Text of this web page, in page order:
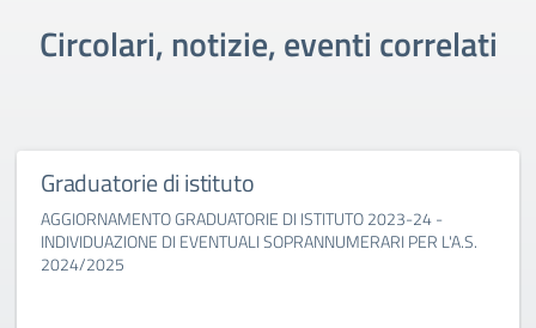
Circolari, notizie, eventi correlati
Graduatorie di istituto
AGGIORNAMENTO GRADUATORIE DI ISTITUTO 2023-24 -
INDIVIDUAZIONE DI EVENTUALI SOPRANNUMERARI PER L'A.S.
2024/2025